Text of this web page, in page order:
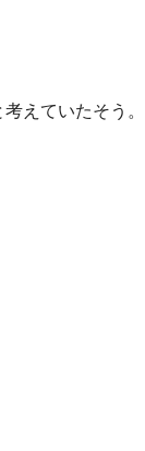
えていたそう。